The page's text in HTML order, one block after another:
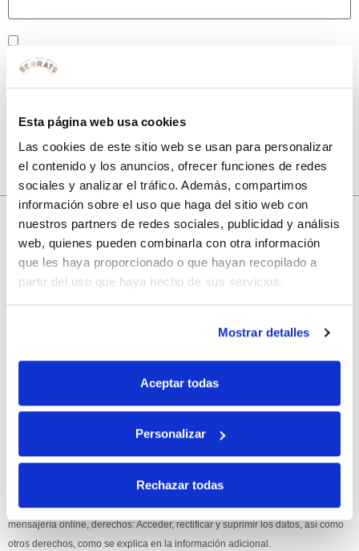
Esta página web usa cookies
Las cookies de este sitio web se usan para personalizar
el contenido y los anuncios, ofrecer funciones de redes
sociales y analizar el tráfico. Además, compartimos
información sobre el uso que haga del sitio web con
nuestros partners de redes sociales, publicidad y análisis
web, quienes pueden combinarla con otra información
que les haya proporcionado o que hayan recopilado a
partir del uso que haya hecho de sus servicios.
Mostrar detalles
Aceptar todas
Personalizar
Rechazar todas
Guarda mi nombre, correo electrónico y web en este
navegador para la próxima vez que comente.
10% de descuento
con tu primera compra.
en tu primera compra.
Responsable: HIJOS DE JOSÉ SERRATS S.A. Finalidad: tratamientos con
fines comerciales, legitimación: consentimiento, destinatarios: proveedor de
mensajería online, derechos: Acceder, rectificar y suprimir los datos, así como
otros derechos, como se explica en la información adicional.